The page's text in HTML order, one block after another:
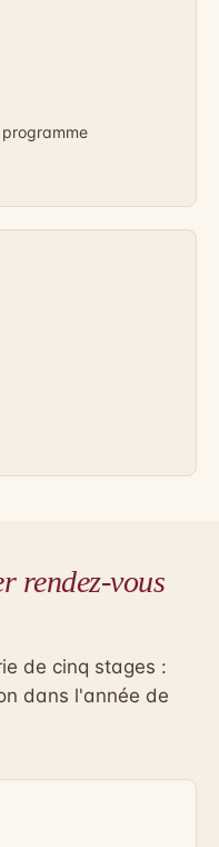
rendez-vous
de cinq stages :
dans l'année de